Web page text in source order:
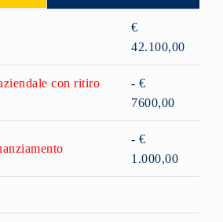
€
42.100,00
con ritiro
- €
7600,00
- €
1.000,00